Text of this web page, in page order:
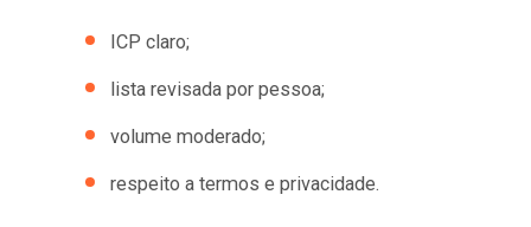
ICP claro;
lista revisada por pessoa;
volume moderado;
respeito a termos e privacidade.